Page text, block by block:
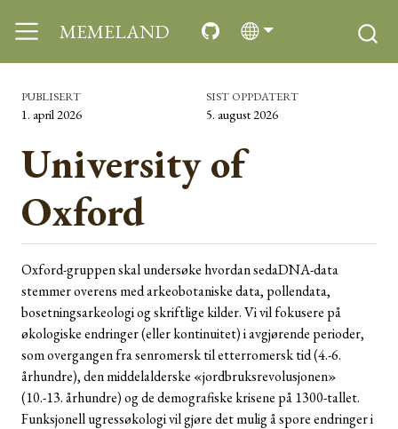
MEMELAND
PUBLISERT
1. april 2026
SIST OPPDATERT
5. august 2026
University of
Oxford
Oxford-gruppen skal undersøke hvordan sedaDNA-data
stemmer overens med arkeobotaniske data, pollendata,
bosetningsarkeologi og skriftlige kilder. Vi vil fokusere på
økologiske endringer (eller kontinuitet) i avgjørende perioder,
som overgangen fra senromersk til etterromersk tid (4.-6.
århundre), den middelalderske «jordbruksrevolusjonen»
(10.-13. århundre) og de demografiske krisene på 1300-tallet.
Funksjonell ugressøkologi vil gjøre det mulig å spore endringer i